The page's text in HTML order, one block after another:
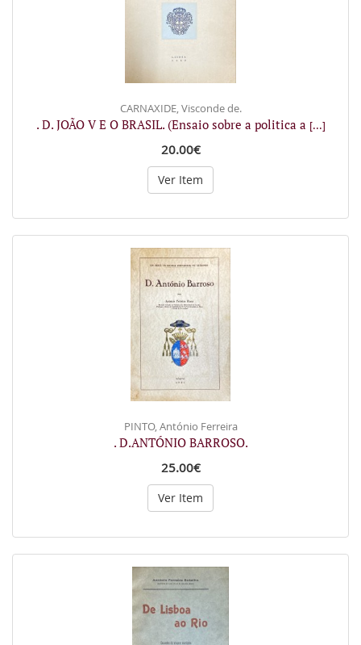
CARNAXIDE, Visconde de.
. D. JOÃO V E O BRASIL. (Ensaio sobre a politica a [...]
20.00€
Ver Item
PINTO, António Ferreira
. D.ANTÓNIO BARROSO.
25.00€
Ver Item